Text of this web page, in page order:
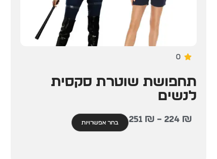
0
תחפושת שוטרת סקסית
לנשים
224 ₪
–
251 ₪ בחר אפשרויות